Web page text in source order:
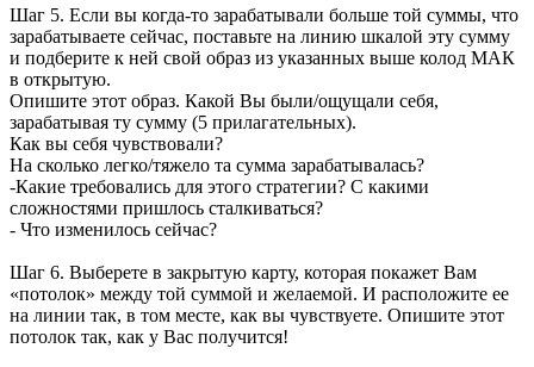
Шаг 5. Если вы когда-то зарабатывали больше той суммы, что
зарабатываете сейчас, поставьте на линию шкалой эту сумму
и подберите к ней свой образ из указанных выше колод МАК
в открытую.
Опишите этот образ. Какой Вы были/ощущали себя,
зарабатывая ту сумму (5 прилагательных).
Как вы себя чувствовали?
На сколько легко/тяжело та сумма зарабатывалась?
-Какие требовались для этого стратегии? С какими
сложностями пришлось сталкиваться?
- Что изменилось сейчас?
Шаг 6. Выберете в закрытую карту, которая покажет Вам
«потолок» между той суммой и желаемой. И расположите ее
на линии так, в том месте, как вы чувствуете. Опишите этот
потолок так, как у Вас получится!